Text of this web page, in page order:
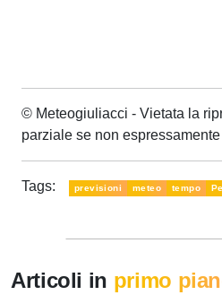
© Meteogiuliacci - Vietata la
parziale se non
Tags: previsioni meteo tempo
Articoli in primo